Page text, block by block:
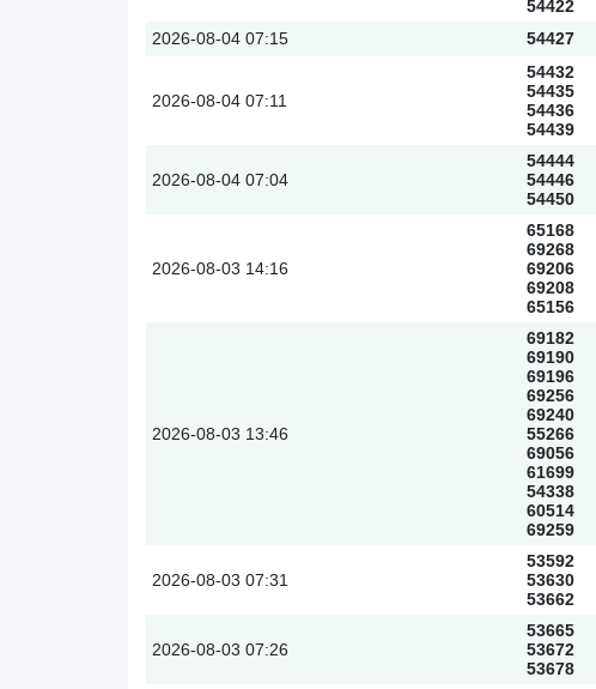
54422
2026-08-04 07:15 54427
2026-08-04 07:11
54432
54435
54436
54439
2026-08-04 07:04
54444
54446
54450
2026-08-03 14:16
65168
69268
69206
69208
65156
2026-08-03 13:46
69182
69190
69196
69256
69240
55266
69056
61699
54338
60514
69259
2026-08-03 07:31
53592
53630
53662
2026-08-03 07:26
53665
53672
53678